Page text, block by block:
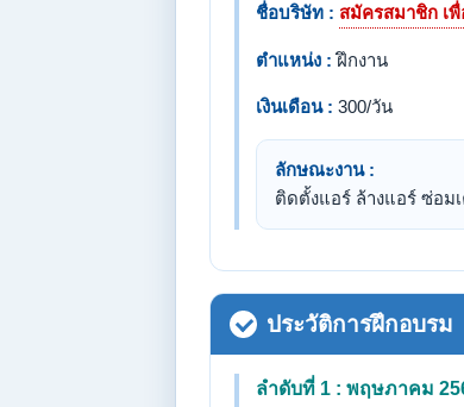
ชื่อบริษัท : สมัครสมาชิก เ
ตำแหน่ง : ฝึกงาน
เงินเดือน : 300/วัน
ลักษณะงาน :
ติดตั้งแอร์ ล้างแอร์ ซ่อม
ประวัติการฝึกอบรม
ลำดับที่ 1 : พฤษภาคม